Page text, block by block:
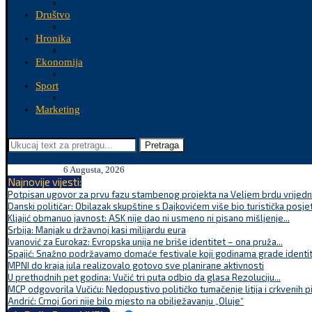
Društvo
Hronika
Ekonomija
Sport
Marketing
Pretraga
6 Augusta, 2026
Najnovije vijesti:
Potpisan ugovor za prvu fazu stambenog projekta na Veljem brdu
Danski političar: Obilazak skupštine s Dajkovićem više bio turistička
Kljajić obmanuo javnost: ASK nije dao ni usmeno ni pisano mišljenje...
Srbija: Manjak u državnoj kasi milijardu eura
Ivanović za Eurokaz: Evropska unija ne briše identitet – ona pruža...
Spajić: Snažno podržavamo domaće festivale koji godinama grade
MPNI do kraja jula realizovalo gotovo sve planirane aktivnosti
U prethodnih pet godina: Vučić tri puta odbio da glasa Rezoluciju...
MCP odgovorila Vučiću: Nedopustivo političko tumačenje litija i crkvenih
Andrić: Crnoj Gori nije bilo mjesto na obilježavanju „Oluje“